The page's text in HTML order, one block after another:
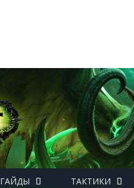
ГАЙДЫ ТАКТИКИ